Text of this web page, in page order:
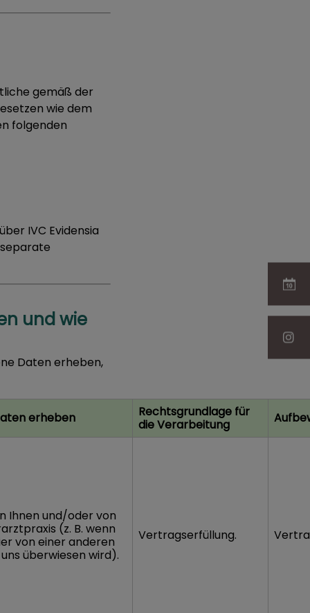
gemäß der
wie dem
folgenden
IVC Evidensia
und wie
Daten erheben,
erheben
Rechtsgrundlage für
die Verarbeitung
Ihnen und/oder von
(z. B. wenn
von einer anderen
überwiesen wird).
Vertragserfüllung.